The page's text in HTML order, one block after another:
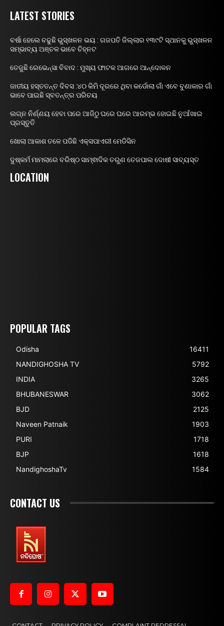
LATEST STORIES
ବର୍ଷା ହେଲେ ବଢୁଛି ଭୁସ୍ଖଳନ ଭୟ : ଗଜପତି ଜିଲ୍ଲାର ୧୩୯ଟି ସ୍ଥାନକୁ ଭୁସ୍ଖଳନ
ସମ୍ଭାବ୍ୟ ଅଞ୍ଚଳ ଭାବେ ଚିହ୍ନଟ
ତେଜୁଛି ରେଭେନ୍ସା ବିବାଦ : ମୁଖ୍ୟ ଫାଟକ ଆଗରେ ଆନ୍ଦୋଳନ
ଜାତୀୟ ହସ୍ତତନ୍ତ ଦିବସ :୪୦ କିମି ଦୂରରେ ଥିବା କର୍ଡୋଲା ଗାଁ ଏବେ ବୁଣାକାର ଗାଁ
ଭାବେ ପାଇଛି ସ୍ବତନ୍ତ୍ର ପରିଚୟ
ଲଗ୍ନ ନିର୍ଣ୍ଣୟ ହେବା ପରେ ଆଜିଠୁ ଘରେ ଘରେ ଆରମ୍ଭ ହୋଇଛି ନୁଆଁଖାଇ
ପ୍ରସ୍ତୁତି
ଖୋଲା ଆକାଶ ତଳେ ପଡିଛି ଏକ୍ସପାଏରୀ ମେଡିସିନ
ଦୁଷ୍କର୍ମ ମାମଲାରେ ବରିଷ୍ଠ ସାମ୍ଵାଦିକ ତରୁଣ ତେଜପାଲ ଦୋଷୀ ସାବ୍ୟସ୍ତ
LOCATION
POPULAR TAGS
Odisha
16411
NANDIGHOSHA TV
5792
INDIA
3265
BHUBANESWAR
3062
BJD
2125
Naveen Patnaik
1903
PURI
1718
BJP
1618
NandighoshaTv
1584
CONTACT US